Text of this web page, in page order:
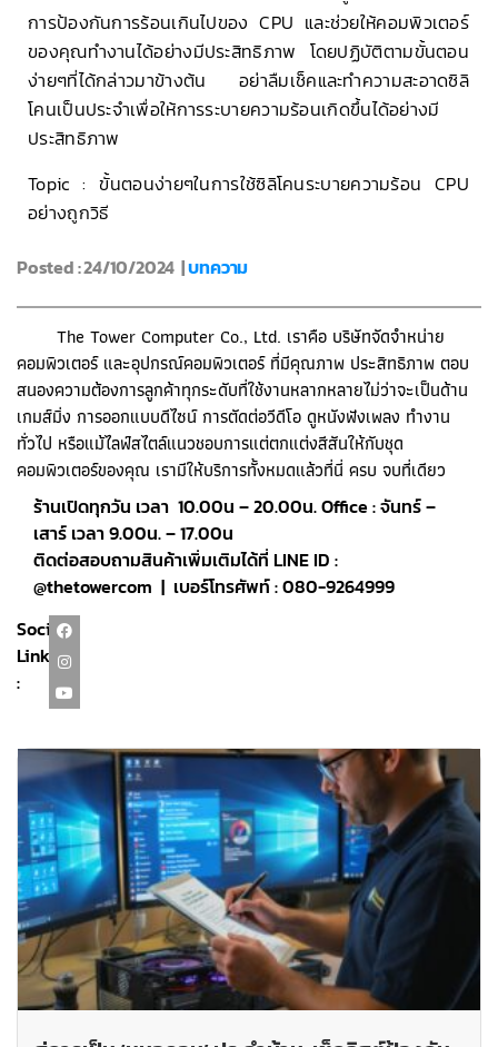
การป้องกันการร้อนเกินไปของ CPU และช่วยให้คอมพิวเตอร์
ของคุณทำงานได้อย่างมีประสิทธิภาพ โดยปฏิบัติตามขั้นตอน
ง่ายๆที่ได้กล่าวมาข้างต้น อย่าลืมเช็คและทำความสะอาดซิลิ
โคนเป็นประจำเพื่อให้การระบายความร้อนเกิดขึ้นได้อย่างมี
ประสิทธิภาพ
Topic : ขั้นตอนง่ายๆในการใช้ซิลิโคนระบายความร้อน CPU
อย่างถูกวิธี
Posted : 24/10/2024 |บทความ
The Tower Computer Co., Ltd. เราคือ บริษัทจัดจำหน่าย
คอมพิวเตอร์ และอุปกรณ์คอมพิวเตอร์ ที่มีคุณภาพ ประสิทธิภาพ ตอบ
สนองความต้องการลูกค้าทุกระดับที่ใช้งานหลากหลายไม่ว่าจะเป็นด้าน
เกมส์มิ่ง การออกแบบดีไซน์ การตัดต่อวีดีโอ ดูหนังฟังเพลง ทำงาน
ทั่วไป หรือแม้ไลฟ์สไตล์แนวชอบการแต่ตกแต่งสีสันให้กับชุด
คอมพิวเตอร์ของคุณ เรามีให้บริการทั้งหมดแล้วที่นี่ ครบ จบที่เดียว
ร้านเปิดทุกวัน เวลา 10.00น – 20.00น. Office : จันทร์ –
เสาร์ เวลา 9.00น. – 17.00น
ติดต่อสอบถามสินค้าเพิ่มเติมได้ที่ LINE ID :
@thetowercom | เบอร์โทรศัพท์ : 080-9264999
Social
Link
: